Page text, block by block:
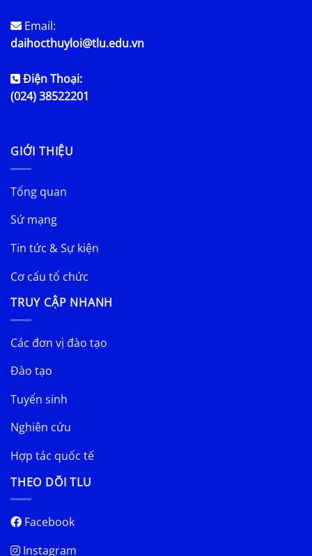
Email:
daihocthuyloi@tlu.edu.vn
Điện Thoại:
(024) 38522201
GIỚI THIỆU
Tổng quan
Sứ mạng
Tin tức & Sự kiện
Cơ cấu tổ chức
TRUY CẬP NHANH
Các đơn vị đào tạo
Đào tạo
Tuyển sinh
Nghiên cứu
Hợp tác quốc tế
THEO DÕI TLU
Facebook
Instagram